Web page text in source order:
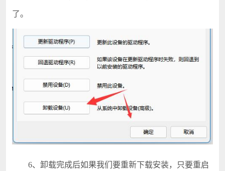
了。
6、卸载完成后如果我们要重新下载安装，只要重启